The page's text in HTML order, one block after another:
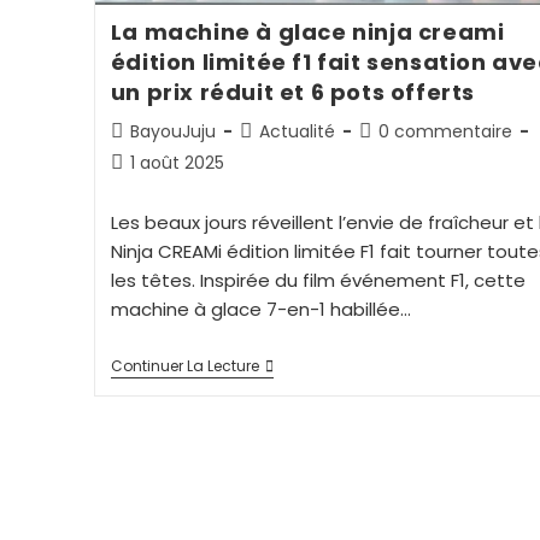
La machine à glace ninja creami
édition limitée f1 fait sensation
un prix réduit et 6 pots offerts
BayouJuju Actualité
0 commentaire
1 août 2025
Les beaux jours réveillent l’envie de fraîcheur et
Ninja CREAMi édition limitée F1 fait tourner
les têtes. Inspirée du film événement F1, cette
machine à glace 7-en-1 habillée…
Continuer La Lecture